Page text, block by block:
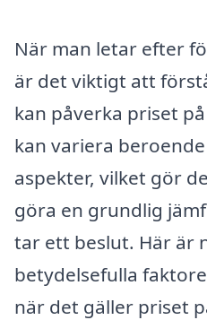
När man letar efter
är det viktigt att
kan påverka priset
kan variera
aspekter, vilket gör
göra en grundlig
tar ett beslut. Här är
betydelsefulla
när det gäller priset